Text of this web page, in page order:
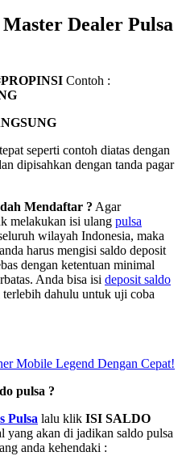
Dealer Pulsa
Contoh :
seperti contoh diatas dengan
dipisahkan dengan tanda pagar
Mendaftar ? Agar
melakukan isi ulang pulsa
wilayah Indonesia, maka
harus mengisi saldo deposit
dengan ketentuan minimal
Anda bisa isi deposit saldo
dahulu untuk uji coba
Mobile Legend Dengan Cepat!
pulsa ?
Pulsa lalu klik ISI SALDO
akan di jadikan saldo pulsa
anda kehendaki :